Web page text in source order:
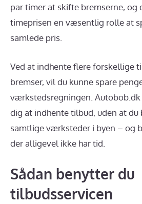
par timer at skifte bremserne, og
timeprisen en væsentlig rolle at
samlede pris.
Ved at indhente flere forskellige
bremser, vil du kunne spare
værkstedsregningen.
dig at indhente tilbud, uden at du
samtlige værksteder i byen – og
der alligevel ikke har tid.
Sådan benytter du
tilbudsservicen